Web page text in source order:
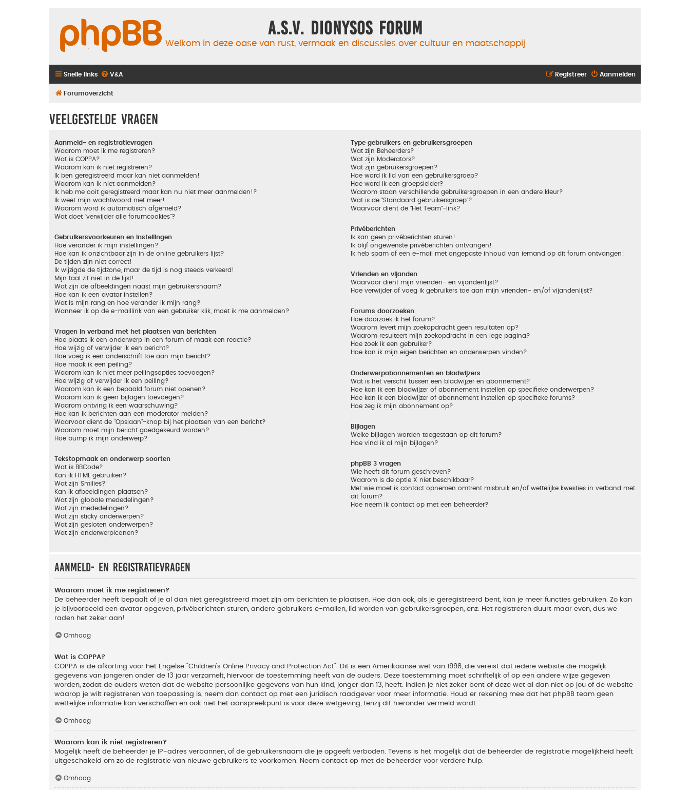
A.S.V. Dionysos Forum
Welkom in deze oase van rust, vermaak en discussies over cultuur en maatschappij
Snelle links V&A Aanmelden
Registreer
Forumoverzicht
Veelgestelde vragen
Aanmeld- en registratievragen
Waarom moet ik me registreren?
Wat is COPPA?
Waarom kan ik niet registreren?
Ik ben geregistreerd maar kan niet aanmelden!
Waarom kan ik niet aanmelden?
Ik heb me ooit geregistreerd maar kan nu niet meer aanmelden!?
Ik weet mijn wachtwoord niet meer!
Waarom word ik automatisch afgemeld?
Wat doet "verwijder alle forumcookies"?
Gebruikersvoorkeuren en instellingen
Hoe verander ik mijn instellingen?
Hoe kan ik onzichtbaar zijn in de online gebruikers lijst?
De tijden zijn niet correct!
Ik wijzigde de tijdzone, maar de tijd is nog steeds verkeerd!
Mijn taal zit niet in de lijst!
Wat zijn de afbeeldingen naast mijn gebruikersnaam?
Hoe kan ik een avatar instellen?
Wat is mijn rang en hoe verander ik mijn rang?
Wanneer ik op de e-maillink van een gebruiker klik, moet ik me aanmelden?
Vragen in verband met het plaatsen van berichten
Hoe plaats ik een onderwerp in een forum of maak een reactie?
Hoe wijzig of verwijder ik een bericht?
Hoe voeg ik een onderschrift toe aan mijn bericht?
Hoe maak ik een peiling?
Waarom kan ik niet meer peilingsopties toevoegen?
Hoe wijzig of verwijder ik een peiling?
Waarom kan ik een bepaald forum niet openen?
Waarom kan ik geen bijlagen toevoegen?
Waarom ontving ik een waarschuwing?
Hoe kan ik berichten aan een moderator melden?
Waarvoor dient de "Opslaan"-knop bij het plaatsen van een bericht?
Waarom moet mijn bericht goedgekeurd worden?
Hoe bump ik mijn onderwerp?
Tekstopmaak en onderwerp soorten
Wat is BBCode?
Kan ik HTML gebruiken?
Wat zijn Smilies?
Kan ik afbeeldingen plaatsen?
Wat zijn globale mededelingen?
Wat zijn mededelingen?
Wat zijn sticky onderwerpen?
Wat zijn gesloten onderwerpen?
Wat zijn onderwerpiconen?
Type gebruikers en gebruikersgroepen
Wat zijn Beheerders?
Wat zijn Moderators?
Wat zijn gebruikersgroepen?
Hoe word ik lid van een gebruikersgroep?
Hoe word ik een groepsleider?
Waarom staan verschillende gebruikersgroepen in een andere kleur?
Wat is de "Standaard gebruikersgroep"?
Waarvoor dient de "Het Team"-link?
Privéberichten
Ik kan geen privéberichten sturen!
Ik blijf ongewenste privéberichten ontvangen!
Ik heb spam of een e-mail met ongepaste inhoud van iemand op dit forum ontvangen!
Vrienden en vijanden
Waarvoor dient mijn vrienden- en vijandenlijst?
Hoe verwijder of voeg ik gebruikers toe aan mijn vrienden- en/of vijandenlijst?
Forums doorzoeken
Hoe doorzoek ik het forum?
Waarom levert mijn zoekopdracht geen resultaten op?
Waarom resulteert mijn zoekopdracht in een lege pagina?
Hoe zoek ik een gebruiker?
Hoe kan ik mijn eigen berichten en onderwerpen vinden?
Onderwerpabonnementen en bladwijzers
Wat is het verschil tussen een bladwijzer en abonnement?
Hoe kan ik een bladwijzer of abonnement instellen op specifieke onderwerpen?
Hoe kan ik een bladwijzer of abonnement instellen op specifieke forums?
Hoe zeg ik mijn abonnement op?
Bijlagen
Welke bijlagen worden toegestaan op dit forum?
Hoe vind ik al mijn bijlagen?
phpBB 3 vragen
Wie heeft dit forum geschreven?
Waarom is de optie X niet beschikbaar?
Met wie moet ik contact opnemen omtrent misbruik en/of wettelijke kwesties in verband met
dit forum?
Hoe neem ik contact op met een beheerder?
Aanmeld- en registratievragen
Waarom moet ik me registreren?
De beheerder heeft bepaalt of je al dan niet geregistreerd moet zijn om berichten te plaatsen. Hoe dan ook, als je geregistreerd bent, kan je meer functies gebruiken. Zo kan
je bijvoorbeeld een avatar opgeven, privéberichten sturen, andere gebruikers e-mailen, lid worden van gebruikersgroepen, enz. Het registreren duurt maar even, dus we
raden het zeker aan!
Omhoog
Wat is COPPA?
COPPA is de afkorting voor het Engelse "Children’s Online Privacy and Protection Act". Dit is een Amerikaanse wet van 1998, die vereist dat iedere website die mogelijk
gegevens van jongeren onder de 13 jaar verzamelt, hiervoor de toestemming heeft van de ouders. Deze toestemming moet schriftelijk of op een andere wijze gegeven
worden, zodat de ouders weten dat de website persoonlijke gegevens van hun kind, jonger dan 13, heeft. Indien je niet zeker bent of deze wet al dan niet op jou of de website
waarop je wilt registreren van toepassing is, neem dan contact op met een juridisch raadgever voor meer informatie. Houd er rekening mee dat het phpBB team geen
wettelijke informatie kan verschaffen en ook niet het aanspreekpunt is voor deze wetgeving, tenzij dit hieronder vermeld wordt.
Omhoog
Waarom kan ik niet registreren?
Mogelijk heeft de beheerder je IP-adres verbannen, of de gebruikersnaam die je opgeeft verboden. Tevens is het mogelijk dat de beheerder de registratie mogelijkheid heeft
uitgeschakeld om zo de registratie van nieuwe gebruikers te voorkomen. Neem contact op met de beheerder voor verdere hulp.
Omhoog